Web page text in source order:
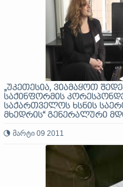
„უკეთესია, ვიამაყოთ
საქინფორმის
საქართველოს ხსნის
მხედრის“ გენერალური
მარტი 09 2011